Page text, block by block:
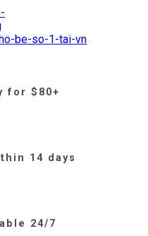
for $80+
14 days
24/7